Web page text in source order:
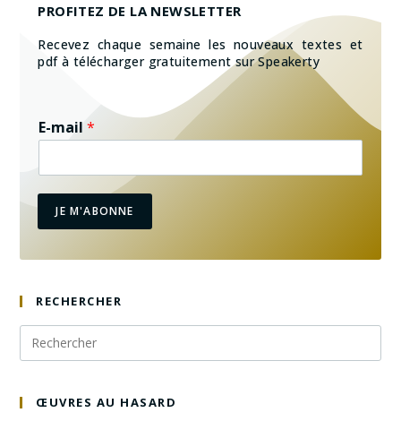
PROFITEZ DE LA NEWSLETTER
Recevez chaque semaine les nouveaux textes et
pdf à télécharger gratuitement sur Speakerty
E-mail*
JE M'ABONNE
RECHERCHER
ŒUVRES AU HASARD